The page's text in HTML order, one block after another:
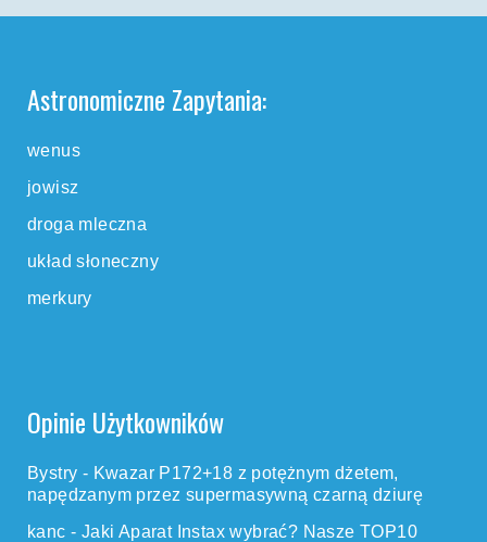
Astronomiczne Zapytania:
wenus
jowisz
droga mleczna
układ słoneczny
merkury
Opinie Użytkowników
Bystry - Kwazar P172+18 z potężnym dżetem,
napędzanym przez supermasywną czarną dziurę
kanc - Jaki Aparat Instax wybrać? Nasze TOP10